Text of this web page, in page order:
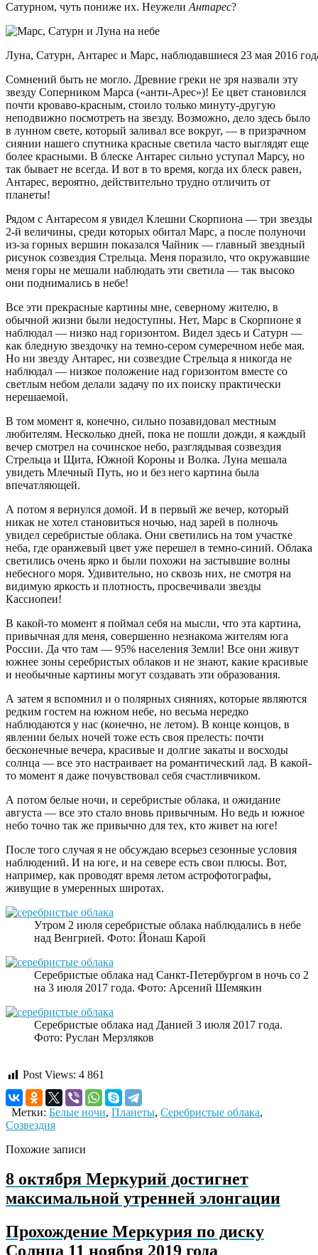
Сатурном, чуть пониже их. Неужели Антарес?
Луна, Сатурн, Антарес и Марс, наблюдавшиеся 23 мая 2016
Сомнений быть не могло. Древние греки не зря назвали эту
звезду Соперником Марса («анти-Арес»)! Ее цвет становился
почти кроваво-красным, стоило только минуту-другую
неподвижно посмотреть на звезду. Возможно, дело здесь было
в лунном свете, который заливал все вокруг, — в призрачном
сиянии нашего спутника красные светила часто выглядят еще
более красными. В блеске Антарес сильно уступал Марсу, но
так бывает не всегда. И вот в то время, когда их блеск равен,
Антарес, вероятно, действительно трудно отличить от
планеты!
Рядом с Антаресом я увидел Клешни Скорпиона — три звезды
2-й величины, среди которых обитал Марс, а после полуночи
из-за горных вершин показался Чайник — главный звездный
рисунок созвездия Стрельца. Меня поразило, что окружавшие
меня горы не мешали наблюдать эти светила — так высоко
они поднимались в небе!
Все эти прекрасные картины мне, северному жителю, в
обычной жизни были недоступны. Нет, Марс в Скорпионе я
наблюдал — низко над горизонтом. Видел здесь и Сатурн —
как бледную звездочку на темно-сером сумеречном небе мая.
Но ни звезду Антарес, ни созвездие Стрельца я никогда не
наблюдал — низкое положение над горизонтом вместе со
светлым небом делали задачу по их поиску практически
нерешаемой.
В том момент я, конечно, сильно позавидовал местным
любителям. Несколько дней, пока не пошли дожди, я каждый
вечер смотрел на сочинское небо, разглядывая созвездия
Стрельца и Щита, Южной Короны и Волка. Луна мешала
увидеть Млечный Путь, но и без него картина была
впечатляющей.
А потом я вернулся домой. И в первый же вечер, который
никак не хотел становиться ночью, над зарей в полночь
увидел серебристые облака. Они светились на том участке
неба, где оранжевый цвет уже перешел в темно-синий. Облака
светились очень ярко и были похожи на застывшие волны
небесного моря. Удивительно, но сквозь них, не смотря на
видимую яркость и плотность, просвечивали звезды
Кассиопеи!
В какой-то момент я поймал себя на мысли, что эта картина,
привычная для меня, совершенно незнакома жителям юга
России. Да что там — 95% населения Земли! Все они живут
южнее зоны серебристых облаков и не знают, какие красивые
и необычные картины могут создавать эти образования.
А затем я вспомнил и о полярных сияниях, которые являются
редким гостем на южном небе, но весьма нередко
наблюдаются у нас (конечно, не летом). В конце концов, в
явлении белых ночей тоже есть своя прелесть: почти
бесконечные вечера, красивые и долгие закаты и восходы
солнца — все это настраивает на романтический лад. В какой-
то момент я даже почувствовал себя счастливчиком.
А потом белые ночи, и серебристые облака, и ожидание
августа — все это стало вновь привычным. Но ведь и южное
небо точно так же привычно для тех, кто живет на юге!
После того случая я не обсуждаю всерьез сезонные условия
наблюдений. И на юге, и на севере есть свои плюсы. Вот,
например, как проводят время летом астрофотографы,
живущие в умеренных широтах.
Утром 2 июля серебристые облака наблюдались в небе
над Венгрией. Фото: Йонаш Карой
Серебристые облака над Санкт-Петербургом в ночь со 2
на 3 июля 2017 года. Фото: Арсений Шемякин
Серебристые облака над Данией 3 июля 2017 года.
Фото: Руслан Мерзляков
Post Views: 4 861
Метки: Белые ночи, Планеты, Серебристые облака,
Созвездия
Похожие записи
8 октября Меркурий достигнет
максимальной утренней элонгации
Прохождение Меркурия по диску
Солнца 11 ноября 2019 года